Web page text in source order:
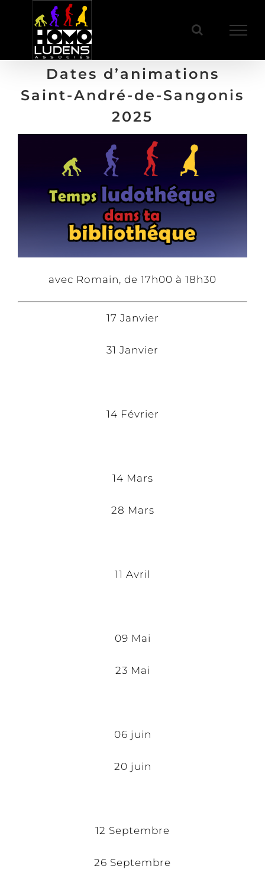
contenu
Dates d’animations
Saint-André-de-Sangonis
2025
avec Romain, de 17h00 à 18h30
17 Janvier
31 Janvier
14 Février
14 Mars
28 Mars
11 Avril
09 Mai
23 Mai
06 juin
20 juin
12 Septembre
26 Septembre